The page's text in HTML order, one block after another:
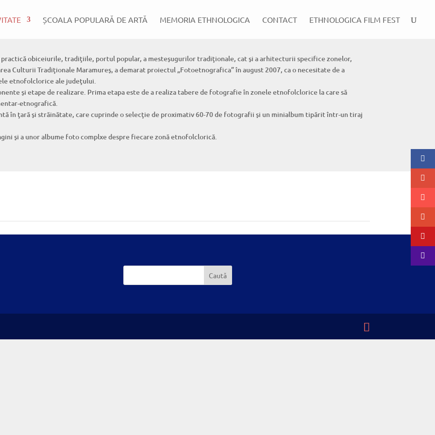
ȘCOALA POPULARĂ DE ARTĂ MEMORIA ETHNOLOGICA CONTACT ETHNOLOGICA FILM FEST
obiceiurile, tradiţiile, portul popular, a mesteşugurilor tradiţionale, cat şi a arhitecturii specifice zonelor,
Culturii Tradiţionale Maramureş, a demarat proiectul „Fotoetnografica” în august 2007, ca o necesitate de a
etnofolclorice ale judeţului.
şi etape de realizare. Prima etapa este de a realiza tabere de fotografie în zonele etnofolclorice la care să
etnografică.
în ţară şi străinătate, care cuprinde o selecţie de proximativ 60-70 de fotografii şi un minialbum tipărit într-un tiraj
şi a unor albume foto complxe despre fiecare zonă etnofolclorică.